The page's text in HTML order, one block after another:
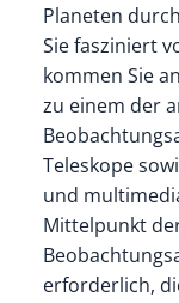
Planeten
Sie fasziniert
kommen Sie
zu einem der
Teleskope
und
Mittelpunkt
erforderlich,